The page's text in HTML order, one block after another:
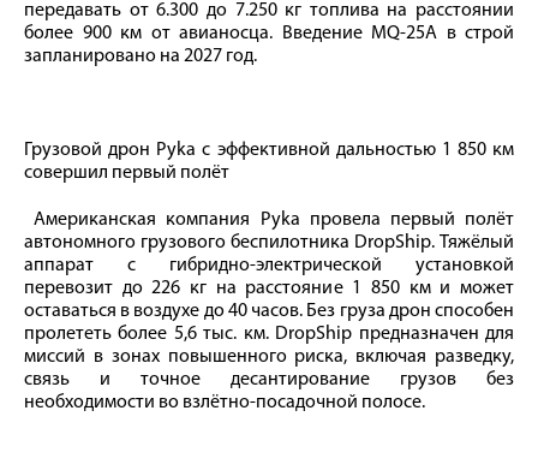
передавать от 6.300 до 7.250 кг топлива на расстоянии
более 900 км от авианосца. Введение MQ-25А в строй
запланировано на 2027 год.
Грузовой дрон Pyka с эффективной дальностью 1 850 км
совершил первый полёт
Американская компания Pyka провела первый полёт
автономного грузового беспилотника DropShip. Тяжёлый
аппарат с гибридно-электрической установкой
перевозит до 226 кг на расстояние 1 850 км и может
оставаться в воздухе до 40 часов. Без груза дрон способен
пролететь более 5,6 тыс. км. DropShip предназначен для
миссий в зонах повышенного риска, включая разведку,
связь и точное десантирование грузов без
необходимости во взлётно-посадочной полосе.